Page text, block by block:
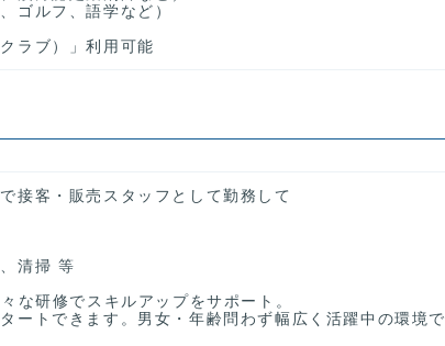
ゴルフ、語学など）
ラブ）」利用可能
接客・販売スタッフとして勤務して
清掃 等
な研修でスキルアップをサポート。
ートできます。男女・年齢問わず幅広く活躍中の環境で